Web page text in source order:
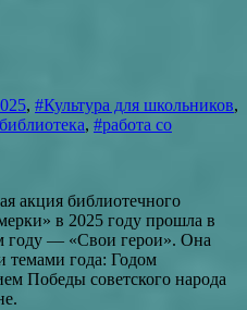
, #Культура для школьников,
, #работа со
акция библиотечного
в 2025 году прошла в
году — «Свои герои». Она
темами года: Годом
Победы советского народа